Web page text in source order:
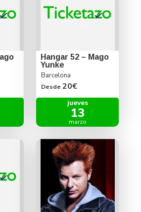
Hangar 52 – Mago
Yunke
Barcelona
Desde 20€
jueves
13
marzo